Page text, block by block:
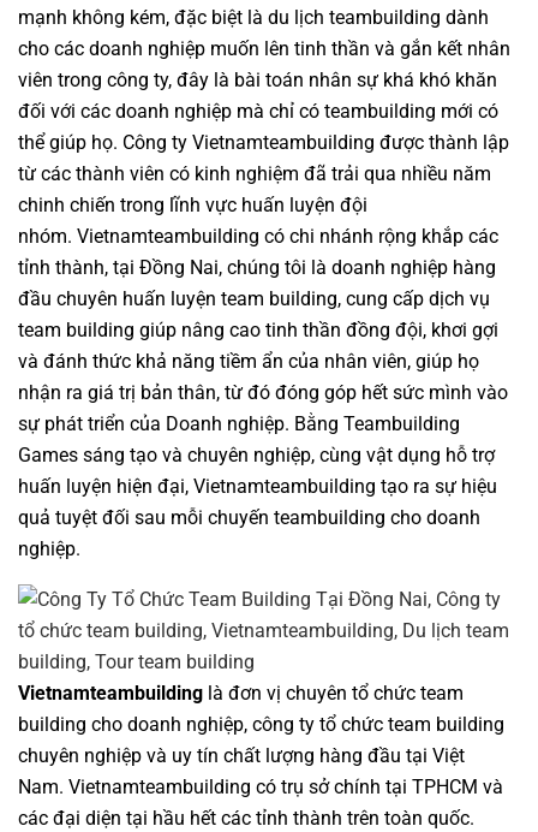
mạnh không kém, đặc biệt là du lịch teambuilding dành
cho các doanh nghiệp muốn lên tinh thần và gắn kết nhân
viên trong công ty, đây là bài toán nhân sự khá khó khăn
đối với các doanh nghiệp mà chỉ có teambuilding mới có
thể giúp họ. Công ty Vietnamteambuilding được thành lập
từ các thành viên có kinh nghiệm đã trải qua nhiều năm
chinh chiến trong lĩnh vực huấn luyện đội
nhóm. Vietnamteambuilding có chi nhánh rộng khắp các
tỉnh thành, tại Đồng Nai, chúng tôi là doanh nghiệp hàng
đầu chuyên huấn luyện team building, cung cấp dịch vụ
team building giúp nâng cao tinh thần đồng đội, khơi gợi
và đánh thức khả năng tiềm ẩn của nhân viên, giúp họ
nhận ra giá trị bản thân, từ đó đóng góp hết sức mình vào
sự phát triển của Doanh nghiệp. Bằng Teambuilding
Games sáng tạo và chuyên nghiệp, cùng vật dụng hỗ trợ
huấn luyện hiện đại, Vietnamteambuilding tạo ra sự hiệu
quả tuyệt đối sau mỗi chuyến teambuilding cho doanh
nghiệp.
Vietnamteambuilding là đơn vị chuyên tổ chức team
building cho doanh nghiệp, công ty tổ chức team building
chuyên nghiệp và uy tín chất lượng hàng đầu tại Việt
Nam. Vietnamteambuilding có trụ sở chính tại TPHCM và
các đại diện tại hầu hết các tỉnh thành trên toàn quốc.